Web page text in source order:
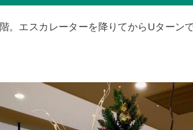
。エスカレーターを降りてからUターン